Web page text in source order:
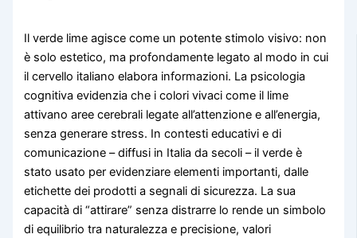
Il verde lime agisce come un potente stimolo visivo: non
è solo estetico, ma profondamente legato al modo in cui
il cervello italiano elabora informazioni. La psicologia
cognitiva evidenzia che i colori vivaci come il lime
attivano aree cerebrali legate all’attenzione e all’energia,
senza generare stress. In contesti educativi e di
comunicazione – diffusi in Italia da secoli – il verde è
stato usato per evidenziare elementi importanti, dalle
etichette dei prodotti a segnali di sicurezza. La sua
capacità di “attirare” senza distrarre lo rende un simbolo
di equilibrio tra naturalezza e precisione, valori